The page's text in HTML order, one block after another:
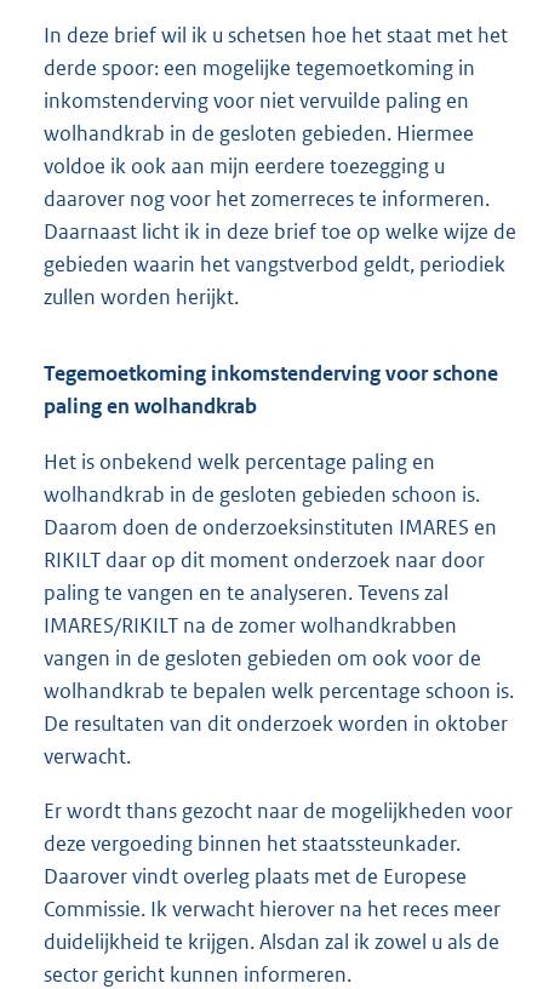
In deze brief wil ik u schetsen hoe het staat met het
derde spoor: een mogelijke tegemoetkoming in
inkomstenderving voor niet vervuilde paling en
wolhandkrab in de gesloten gebieden. Hiermee
voldoe ik ook aan mijn eerdere toezegging u
daarover nog voor het zomerreces te informeren.
Daarnaast licht ik in deze brief toe op welke wijze de
gebieden waarin het vangstverbod geldt, periodiek
zullen worden herijkt.
Tegemoetkoming inkomstenderving voor schone
paling en wolhandkrab
Het is onbekend welk percentage paling en
wolhandkrab in de gesloten gebieden schoon is.
Daarom doen de onderzoeksinstituten IMARES en
RIKILT daar op dit moment onderzoek naar door
paling te vangen en te analyseren. Tevens zal
IMARES/RIKILT na de zomer wolhandkrabben
vangen in de gesloten gebieden om ook voor de
wolhandkrab te bepalen welk percentage schoon is.
De resultaten van dit onderzoek worden in oktober
verwacht.
Er wordt thans gezocht naar de mogelijkheden voor
deze vergoeding binnen het staatssteunkader.
Daarover vindt overleg plaats met de Europese
Commissie. Ik verwacht hierover na het reces meer
duidelijkheid te krijgen. Alsdan zal ik zowel u als de
sector gericht kunnen informeren.